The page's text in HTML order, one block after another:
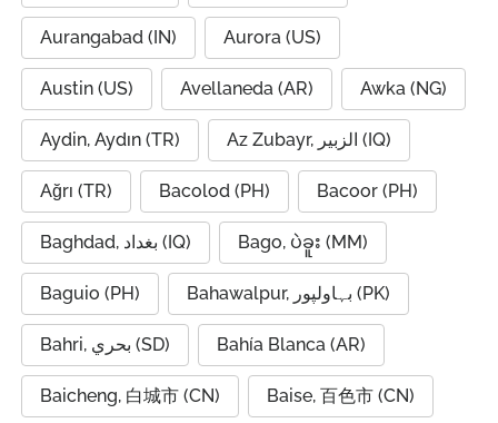
Aurangabad (IN) Aurora (US)
Austin (US) Avellaneda (AR) Awka (NG)
Aydin, Aydın (TR) Az Zubayr, الزبير (IQ)
Ağrı (TR) Bacolod (PH) Bacoor (PH)
Baghdad, بغداد (IQ) Bago, ပဲခူး (MM)
Baguio (PH) Bahawalpur, بہاولپور (PK)
Bahri, بحري (SD) Bahía Blanca (AR)
Baicheng, 白城市 (CN) Baise, 百色市 (CN)